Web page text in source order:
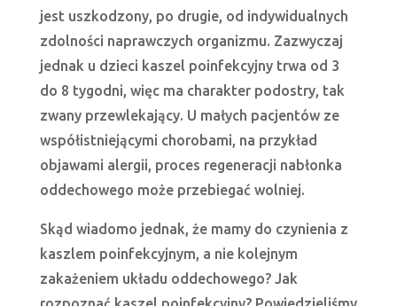
jest uszkodzony, po drugie, od indywidualnych
zdolności naprawczych organizmu. Zazwyczaj
jednak u dzieci kaszel poinfekcyjny trwa od 3
do 8 tygodni, więc ma charakter podostry, tak
zwany przewlekający. U małych pacjentów ze
współistniejącymi chorobami, na przykład
objawami alergii, proces regeneracji nabłonka
oddechowego może przebiegać wolniej.
Skąd wiadomo jednak, że mamy do czynienia z
kaszlem poinfekcyjnym, a nie kolejnym
zakażeniem układu oddechowego? Jak